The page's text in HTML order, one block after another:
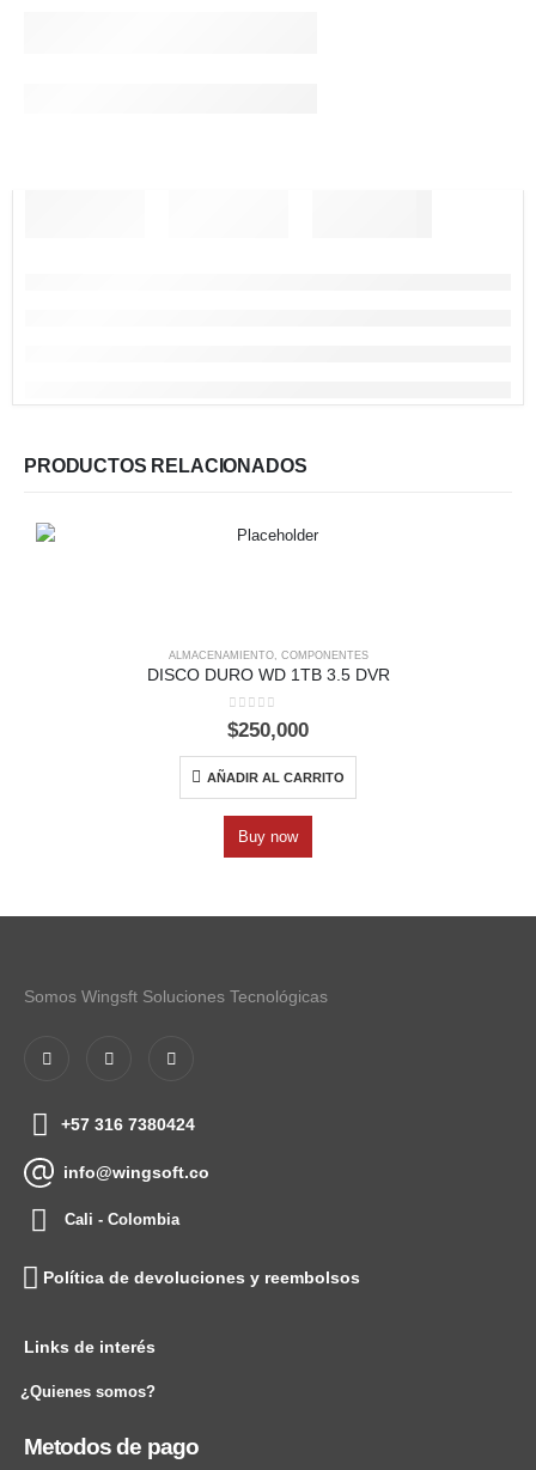
PRODUCTOS RELACIONADOS
ALMACENAMIENTO, COMPONENTES
DISCO DURO WD 1TB 3.5 DVR
0out of 5
$250,000
AÑADIR AL CARRITO
Buy now
Somos Wingsft Soluciones Tecnológicas
+57 316 7380424
info@wingsoft.co
Cali - Colombia
Política de devoluciones y reembolsos
Links de interés
¿Quienes somos?
Metodos de pago